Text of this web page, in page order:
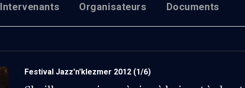
Intervenants Organisateurs Documents
Festival Jazz'n'klezmer 2012 (1/6)